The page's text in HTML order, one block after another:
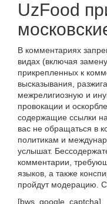
UzFood
В комментариях
видах (включая
прикрепленных к
высказывания,
межрелигиозную и
провокации и
содержащие ссылки
вас не обращаться в
политикам и
услышат.
комментарии,
языков, а также
пройдут модерацию.
[bws_google_captcha]